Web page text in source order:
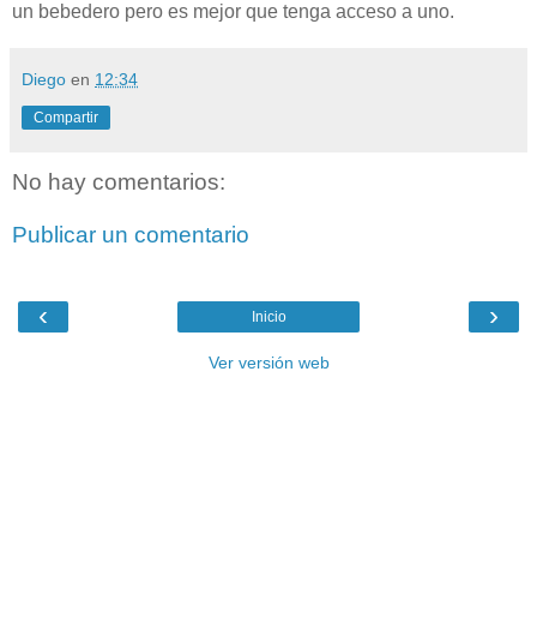
un bebedero pero es mejor que tenga acceso a uno.
Diego en 12:34
Compartir
No hay comentarios:
Publicar un comentario
‹ ›
Inicio
Ver versión web